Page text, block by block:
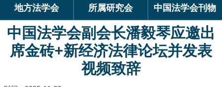
地方法学会 所属研究会 中国法学会刊物
中国法学会副会长潘毅琴应邀出
席金砖+新经济法律论坛并发表
视频致辞